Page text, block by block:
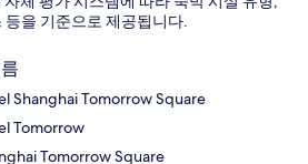
을 기준으로 제공됩니다.
Shanghai Tomorrow Square
Tomorrow
Tomorrow Square